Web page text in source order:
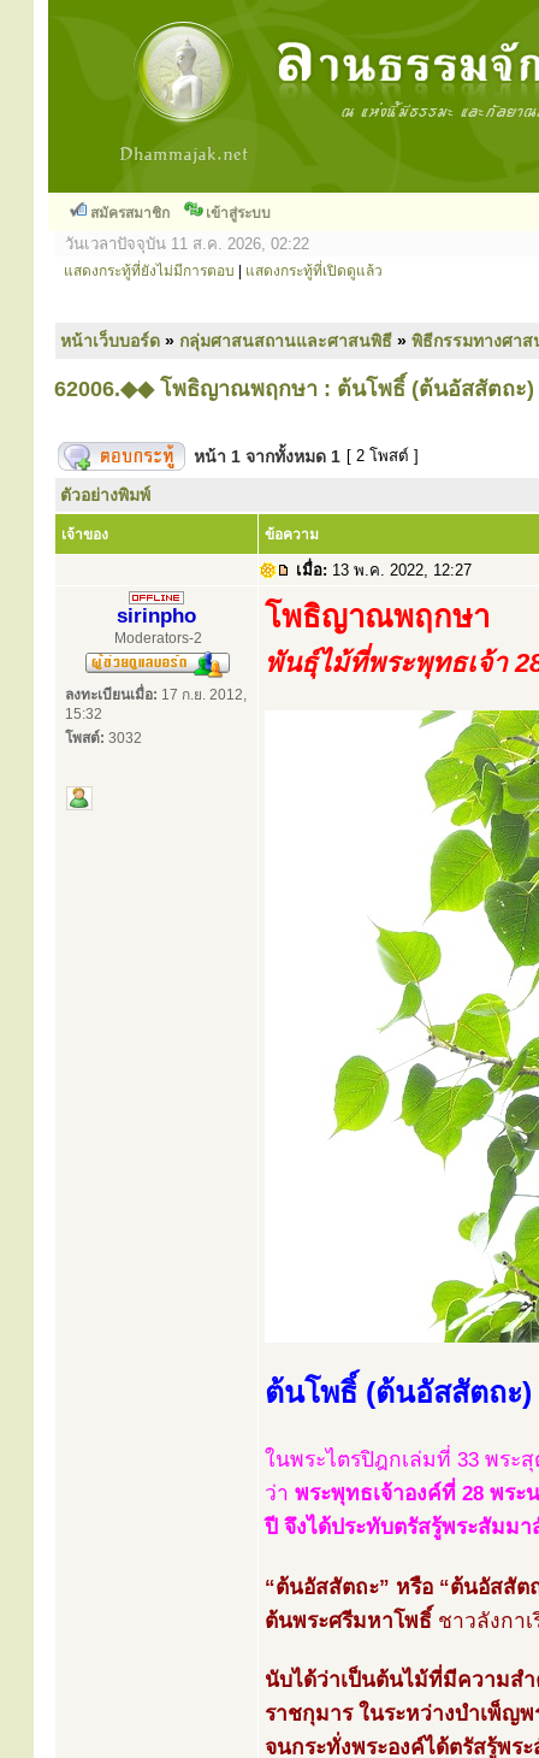
สมัครสมาชิก เข้าสู่ระบบ
วันเวลาปัจจุบัน 11 ส.ค. 2026, 02:22
แสดงกระทู้ที่ยังไม่มีการตอบ แสดงกระทู้ที่เปิดดูแล้ว
หน้าเว็บบอร์ด » กลุ่มศาสนสถานและศาสนพิธี » พิธีกรรมทางศา
62006.◆◆ โพธิญาณพฤกษา : ต้นโพธิ์ (ต้นอัสสัตถะ)
หน้า 1 จากทั้งหมด 1 [ 2 โพสต์ ]
ตัวอย่างพิมพ์
เจ้าของ ข้อความ
เมื่อ: 13 พ.ค. 2022, 12:27
sirinpho
Moderators-2
ลงทะเบียนเมื่อ: 17 ก.ย. 2012,
15:32
โพสต์: 3032
โพธิญาณพฤกษา
พันธุ์ไม้ที่พระพุทธเจ้า
ต้นโพธิ์ (ต้นอัสสัตถะ)
ในพระไตรปิฎกเล่มที่ 33 พร
ว่า พระพุทธเจ้าองค์ที่ 28 พระ
ปี จึงได้ประทับตรัสรู้พระสัม
“ต้นอัสสัตถะ” หรือ “ต้นอัสสั
ต้นพระศรีมหาโพธิ์ ชาวลังกา
นับได้ว่าเป็นต้นไม้ที่มีความส
ราชกุมาร ในระหว่างบำเพ็ญ
จนกระทั่งพระองค์ได้ตรัสรู้พ